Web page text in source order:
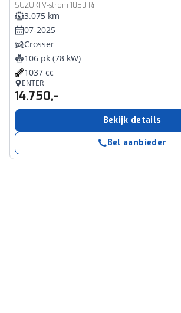
SUZUKI V-strom 1050 Rr
3.075 km
07-2025
Crosser
106 pk (78 kW)
1037 cc
ENTER
14.750,-
Bekijk details
Bel aanbieder